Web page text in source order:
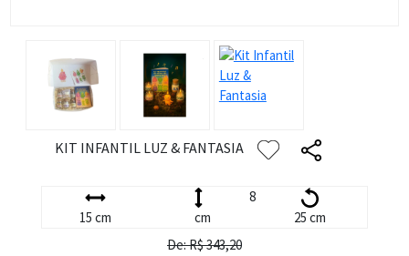
KIT INFANTIL LUZ & FANTASIA
15 cm
8
cm
25 cm
De: R$ 343,20